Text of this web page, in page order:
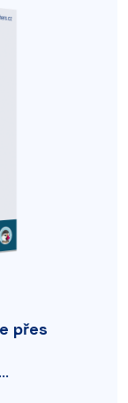
přes